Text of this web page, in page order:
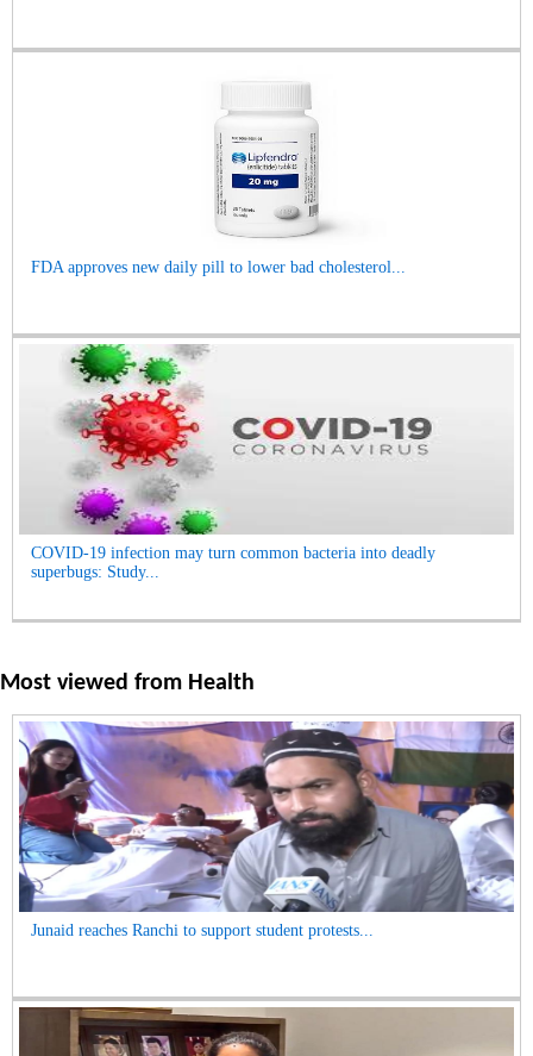
FDA approves new daily pill to lower bad cholesterol...
COVID-19 infection may turn common bacteria into deadly
superbugs: Study...
Most viewed from Health
Junaid reaches Ranchi to support student protests...